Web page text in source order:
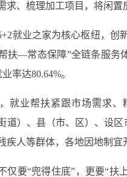
求、梳理加工项目，将闲置
就业之家为核心枢纽，创
扶—常态保障”全链条服务
率达80.64%。
就业帮扶紧跟市场需求、
道）、县（市、区）、设
疾人等群体，各地因地制宜
仅要“兜得住底”，更要“扶